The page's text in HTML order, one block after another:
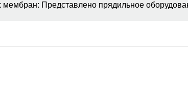
Представлено прядильное